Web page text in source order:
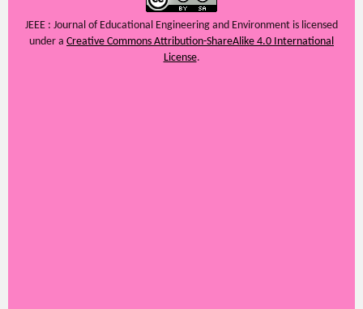
JEEE : Journal of Educational Engineering and Environment is licensed
under a Creative Commons Attribution-ShareAlike 4.0 International
License.